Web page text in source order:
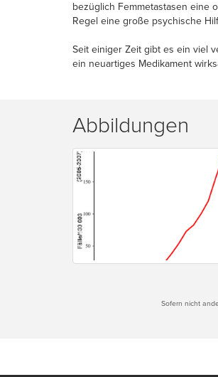
bezüglich Femmetastasen eine
Regel eine große psychische
Seit einiger Zeit gibt es ein viel
ein neuartiges Medikament
Abbildungen
Sofern nicht